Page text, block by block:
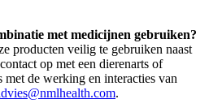
met medicijnen gebruiken?
producten veilig te gebruiken naast
op met een dierenarts of
met de werking en interacties van
.